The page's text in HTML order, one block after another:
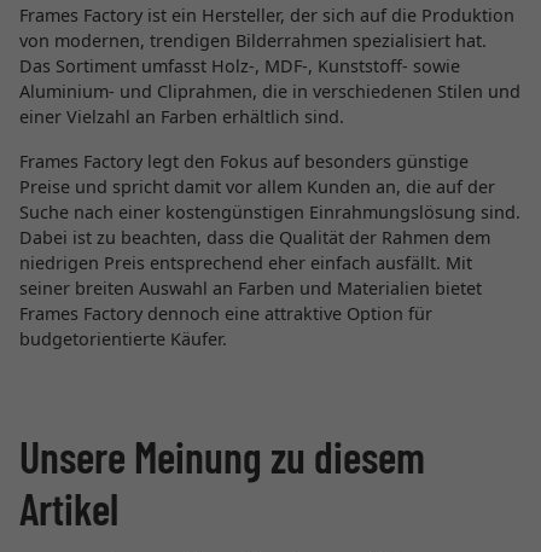
Frames Factory ist ein Hersteller, der sich auf die Produktion
von modernen, trendigen Bilderrahmen spezialisiert hat.
Das Sortiment umfasst Holz-, MDF-, Kunststoff- sowie
Aluminium- und Cliprahmen, die in verschiedenen Stilen und
einer Vielzahl an Farben erhältlich sind.
Frames Factory legt den Fokus auf besonders günstige
Preise und spricht damit vor allem Kunden an, die auf der
Suche nach einer kostengünstigen Einrahmungslösung sind.
Dabei ist zu beachten, dass die Qualität der Rahmen dem
niedrigen Preis entsprechend eher einfach ausfällt. Mit
seiner breiten Auswahl an Farben und Materialien bietet
Frames Factory dennoch eine attraktive Option für
budgetorientierte Käufer.
Unsere Meinung zu diesem
Artikel